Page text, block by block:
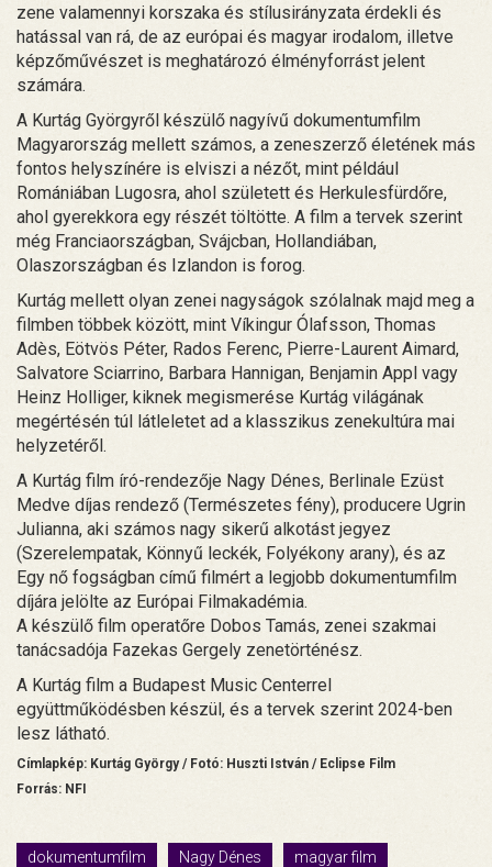
zene valamennyi korszaka és stílusirányzata érdekli és
hatással van rá, de az európai és magyar irodalom, illetve
képzőművészet is meghatározó élményforrást jelent
számára.
A Kurtág Györgyről készülő nagyívű dokumentumfilm
Magyarország mellett számos, a zeneszerző életének más
fontos helyszínére is elviszi a nézőt, mint például
Romániában Lugosra, ahol született és Herkulesfürdőre,
ahol gyerekkora egy részét töltötte. A film a tervek szerint
még Franciaországban, Svájcban, Hollandiában,
Olaszországban és Izlandon is forog.
Kurtág mellett olyan zenei nagyságok szólalnak majd meg a
filmben többek között, mint Víkingur Ólafsson, Thomas
Adès, Eötvös Péter, Rados Ferenc, Pierre-Laurent Aimard,
Salvatore Sciarrino, Barbara Hannigan, Benjamin Appl vagy
Heinz Holliger, kiknek megismerése Kurtág világának
megértésén túl látleletet ad a klasszikus zenekultúra mai
helyzetéről.
A Kurtág film író-rendezője Nagy Dénes, Berlinale Ezüst
Medve díjas rendező (Természetes fény), producere Ugrin
Julianna, aki számos nagy sikerű alkotást jegyez
(Szerelempatak, Könnyű leckék, Folyékony arany), és az
Egy nő fogságban című filmért a legjobb dokumentumfilm
díjára jelölte az Európai Filmakadémia.
A készülő film operatőre Dobos Tamás, zenei szakmai
tanácsadója Fazekas Gergely zenetörténész.
A Kurtág film a Budapest Music Centerrel
együttműködésben készül, és a tervek szerint 2024-ben
lesz látható.
Címlapkép: Kurtág György / Fotó: Huszti István / Eclipse Film
Forrás: NFI
dokumentumfilm Nagy Dénes
magyar film